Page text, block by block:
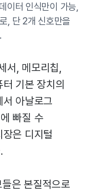
이터 인식만이 가능,
, 단 2개 신호만을
서, 메모리칩,
기본 장치의
아날로그
빠질 수
은 디지털
은 본질적으로